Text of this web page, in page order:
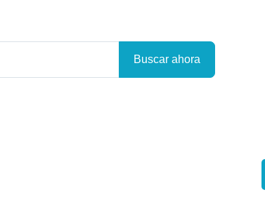
Buscar ahora